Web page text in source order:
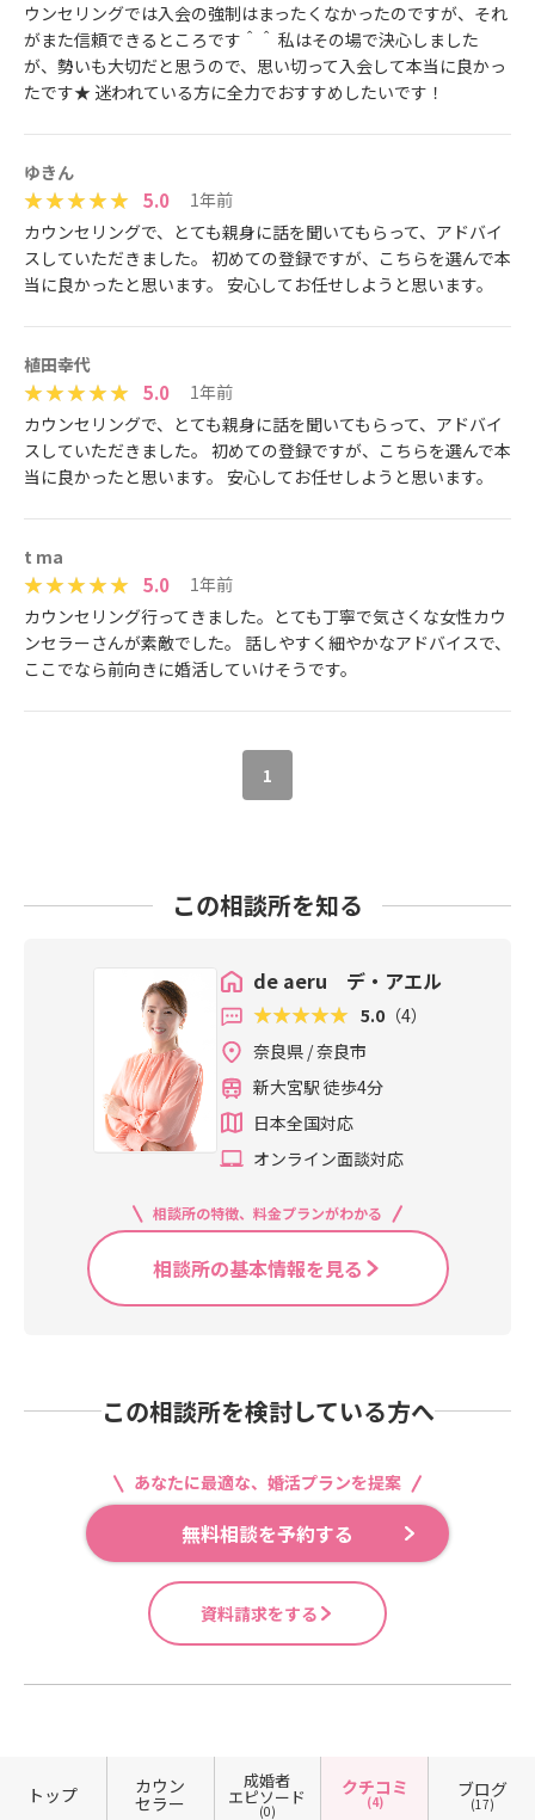
ウンセリングでは入会の強制はまったくなかったのですが、それ
がまた信頼できるところです＾＾ 私はその場で決心しました
が、勢いも大切だと思うので、思い切って入会して本当に良かっ
たです★ 迷われている方に全力でおすすめしたいです！
ゆきん
5.0
1年前
カウンセリングで、とても親身に話を聞いてもらって、アドバイ
スしていただきました。 初めての登録ですが、こちらを選んで本
当に良かったと思います。 安心してお任せしようと思います。
植田幸代
5.0
1年前
カウンセリングで、とても親身に話を聞いてもらって、アドバイ
スしていただきました。 初めての登録ですが、こちらを選んで本
当に良かったと思います。 安心してお任せしようと思います。
t ma
5.0
1年前
カウンセリング行ってきました。とても丁寧で気さくな女性カウ
ンセラーさんが素敵でした。 話しやすく細やかなアドバイスで、
ここでなら前向きに婚活していけそうです。
1
この相談所を知る
de aeru デ・アエル
5.0 （4）
奈良県 / 奈良市
新大宮駅 徒歩4分
日本全国対応
オンライン面談対応
相談所の特徴、料金プランがわかる
相談所の基本情報を見る
この相談所を検討している方へ
あなたに最適な、婚活プランを提案
無料相談を予約する
資料請求をする
トップ カウン
セラー
成婚者
エピソード
(0)
クチコミ
(4)
ブログ
(17)